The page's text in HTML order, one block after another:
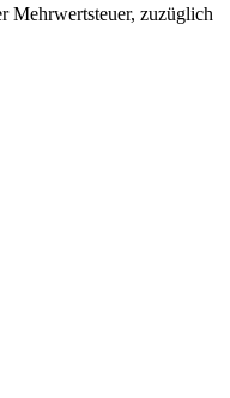
Mehrwertsteuer, zuzüglich